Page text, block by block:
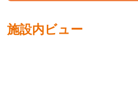
施設内ビュー